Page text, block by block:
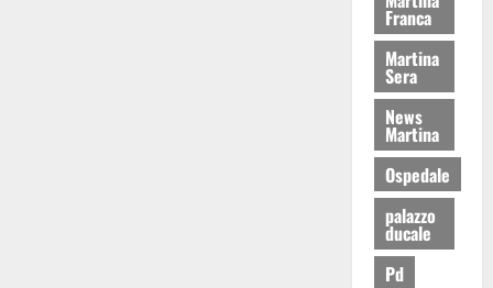
Franca
Martina
Sera
News
Martina
Ospedale
palazzo
ducale
Pd